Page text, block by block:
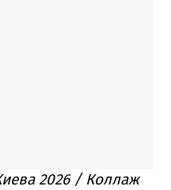
2026 / Коллаж